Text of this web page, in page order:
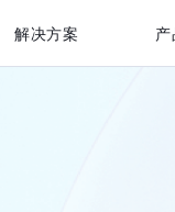
解决方案 产